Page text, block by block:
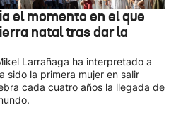
el momento en el que
natal tras dar la
Larrañaga ha interpretado a
sido la primera mujer en salir
cada cuatro años la llegada de